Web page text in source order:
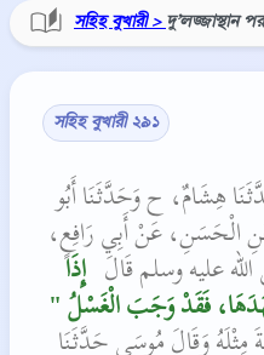
সহিহ বুখারী > দু’লজ্জাস্থান
সহিহ বুখারী ২৯১
هِشَامٌ، ح وَحَدَّثَنَا أَبُو
الْحَسَنِ، عَنْ أَبِي رَافِعٍ،
عليه وسلم قَالَ
‏ إِذَا
فَقَدْ وَجَبَ الْغَسْلُ ‏"
مِثْلَهُ‏‏ وَقَالَ مُوسَى حَدَّثَنَا